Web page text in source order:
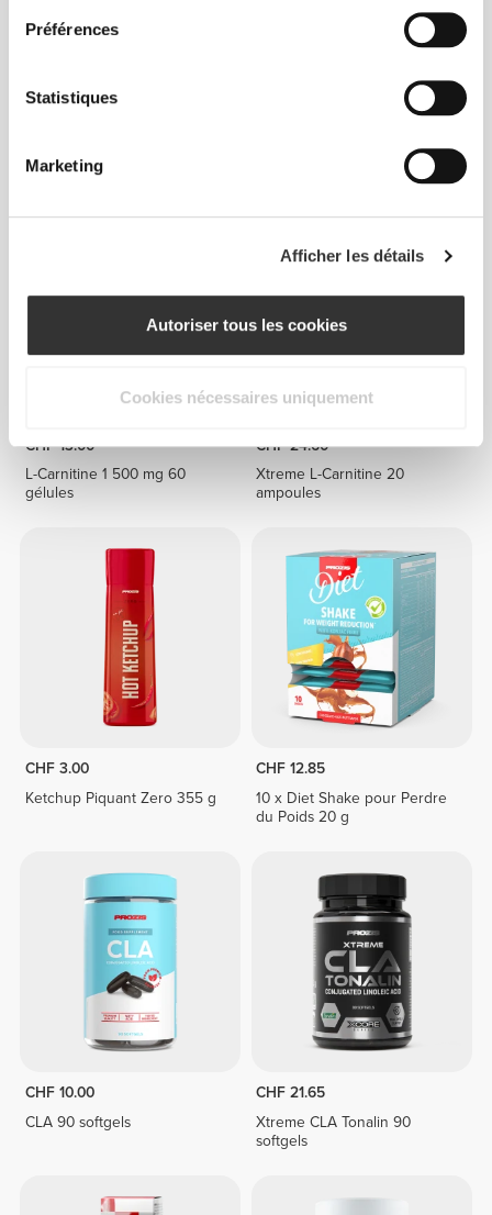
Préférences
Statistiques
Marketing
Afficher les détails
Autoriser tous les cookies
Cookies nécessaires uniquement
Cutgenic for Men 90 caps
CHF 13.00
L-Carnitine 1 500 mg 60
gélules
CHF 24.60
Xtreme L-Carnitine 20
ampoules
CHF 3.00
Ketchup Piquant Zero 355 g
CHF 12.85
10 x Diet Shake pour Perdre
du Poids 20 g
CHF 10.00
CLA 90 softgels
CHF 21.65
Xtreme CLA Tonalin 90
softgels